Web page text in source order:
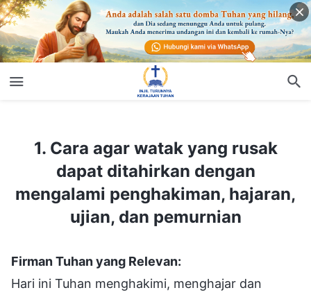
1. Cara agar watak yang rusak
dapat ditahirkan dengan
mengalami penghakiman, hajaran,
ujian, dan pemurnian
Firman Tuhan yang Relevan:
Hari ini Tuhan menghakimi, menghajar dan